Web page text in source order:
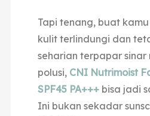
Tapi tenang, buat
kulit terlindungi dan
seharian terpapar
polusi, CNI Nutrimoist
SPF45 PA+++bisa jadi
Ini bukan sekadar